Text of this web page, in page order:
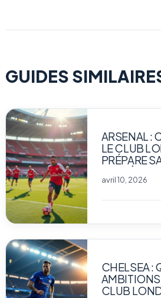
GUIDES
ARSENAL :
LE CLUB
PRÉPARE
avril 10, 2026
CHELSEA :
CLUB